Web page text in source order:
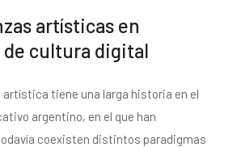
artísticas en
cultura digital
artística tiene una larga historia en el
argentino, en el que han
coexisten distintos paradigmas